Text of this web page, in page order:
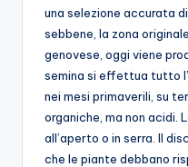
una selezione accurata di
sebbene, la zona
genovese, oggi viene
semina si effettua tutto
nei mesi primaverili, su
organiche, ma non acidi.
all’aperto o in serra. Il
che le piante debbano